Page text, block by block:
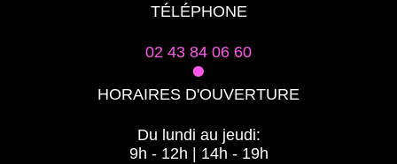
TÉLÉPHONE
02 43 84 06 60
•
HORAIRES D'OUVERTURE
Du lundi au jeudi:
9h - 12h | 14h - 19h